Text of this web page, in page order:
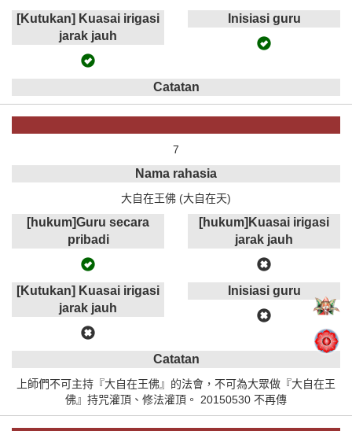
[Kutukan] Kuasai irigasi
jarak jauh
Inisiasi guru
Catatan
7
Nama rahasia
大自在王佛 (大自在天)
[hukum]Guru secara
pribadi
[hukum]Kuasai irigasi
jarak jauh
[Kutukan] Kuasai irigasi
jarak jauh
Inisiasi guru
Catatan
上師們不可主持『大自在王佛』的法會，不可為大眾做『大自在王
佛』持咒灌頂、修法灌頂。 20150530 不再傳